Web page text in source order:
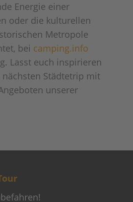
Energie einer
oder die kulturellen
Metropole
bei camping.info
Lasst euch inspirieren
Städtetrip mit
unserer